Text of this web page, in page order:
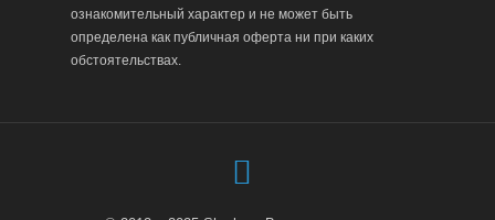
ознакомительный характер и не может быть
определена как публичная оферта ни при каких
обстоятельствах.